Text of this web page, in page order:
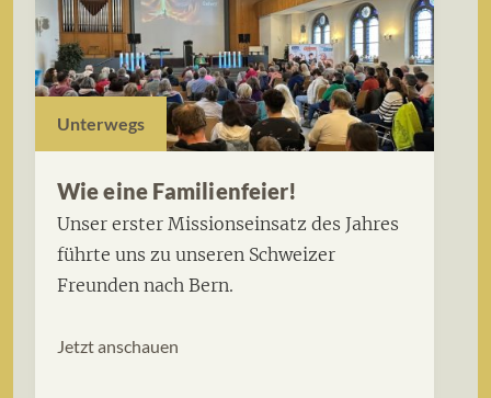
Unterwegs
Wie eine Familienfeier!
Unser erster Missionseinsatz des Jahres
führte uns zu unseren Schweizer
Freunden nach Bern.
Jetzt anschauen